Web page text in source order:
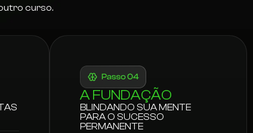
curso.
A FUNDAÇÃO
BLINDANDO SUA MENTE
PARA O SUCESSO
PERMANENTE